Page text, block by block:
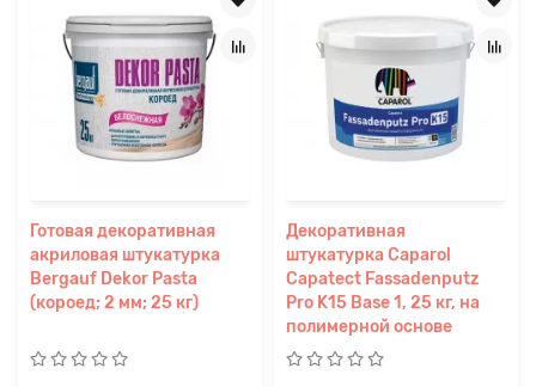
Готовая декоративная
акриловая штукатурка
Bergauf Dekor Pasta
(короед; 2 мм; 25 кг)
Декоративная
штукатурка Caparol
Capatect Fassadenputz
Pro K15 Base 1, 25 кг, на
полимерной основе